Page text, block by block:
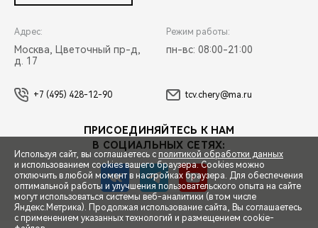
СПЕЦПРЕДЛОЖЕНИЯ
Адрес:
Москва, Цветочный пр-д,
д. 17
Режим работы:
пн-вс: 08:00-21:00
+7 (495) 428-12-90 tcv.chery@ma.ru
ПРИСОЕДИНЯЙТЕСЬ К НАМ
В СОЦИАЛЬНЫХ СЕТЯХ:
Используя сайт, вы соглашаетесь с политикой обработки данных
и использованием cookies вашего браузера. Cookies можно
отключить в любой момент в настройках браузера. Для обеспечения
оптимальной работы и улучшения пользовательского опыта на сайте
могут использоваться системы веб-аналитики (в том числе
Яндекс.Метрика). Продолжая использование сайта, Вы соглашаетесь
с применением указанных технологий и размещением cookie-